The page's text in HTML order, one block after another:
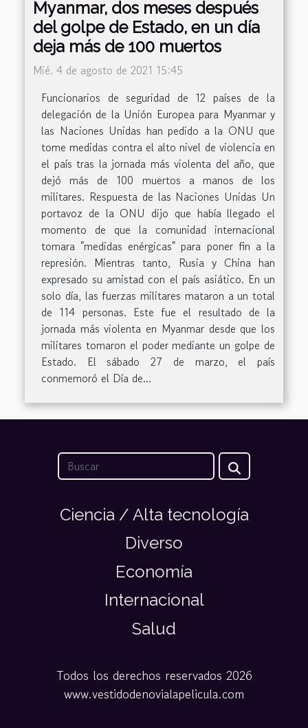
Myanmar, dos meses después
del golpe de Estado, en un día
deja más de 100 muertos
Mié. 4 de agosto de 2021 15:45
Funcionarios de seguridad de 12 países de la
delegación de la Unión Europea para Myanmar y
las Naciones Unidas han pedido a la ONU que
tome medidas contra el alto nivel de violencia en
el país tras la jornada más violenta del año, que
dejó más de 100 muertos a manos de los
militares. Respuesta de las Naciones Unidas Un
portavoz de la ONU dijo que había llegado el
momento de que la comunidad internacional
tomara "medidas enérgicas" para poner fin a la
represión. Mientras tanto, Rusia y China han
expresado su amistad con el país asiático. En un
solo día, las fuerzas militares mataron a un total
de 114 personas. Este fue el resultado de la
jornada más violenta en Myanmar desde que los
militares tomaron el poder mediante un golpe de
Estado. El sábado 27 de marzo, el país
conmemoró el Día de...
Ciencia / Alta tecnología
Diverso
Economía
Internacional
Salud
Todos los derechos reservados 2026
www.vestidodenovialapelicula.com